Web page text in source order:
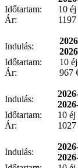
Időtartam:
10 éj
Ár:
1197
Indulás:
Időtartam:
10 éj
Ár:
967
Indulás:
Időtartam:
10 éj
Ár:
1027
Indulás: